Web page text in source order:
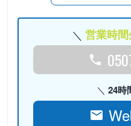
営業時
24時